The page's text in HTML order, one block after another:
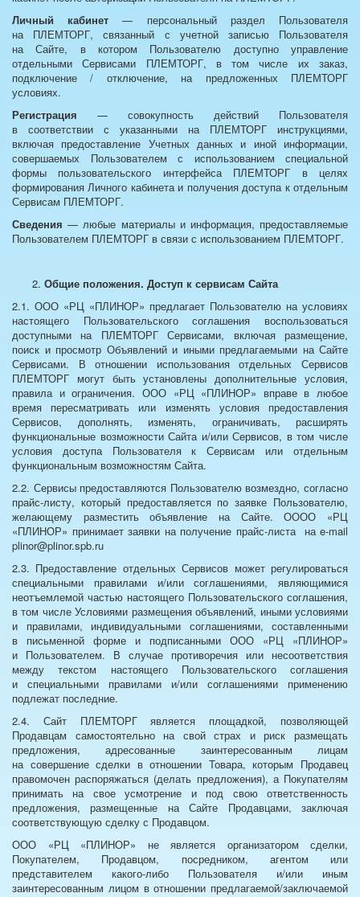
Личный кабинет — персональный раздел Пользователя
на ПЛЕМТОРГ, связанный с учетной записью Пользователя
на Сайте, в котором Пользователю доступно управление
отдельными Сервисами ПЛЕМТОРГ, в том числе их заказ,
подключение / отключение, на предложенных ПЛЕМТОРГ
условиях.
Регистрация — совокупность действий Пользователя
в соответствии с указанными на ПЛЕМТОРГ инструкциями,
включая предоставление Учетных данных и иной информации,
совершаемых Пользователем с использованием специальной
формы пользовательского интерфейса ПЛЕМТОРГ в целях
формирования Личного кабинета и получения доступа к отдельным
Сервисам ПЛЕМТОРГ.
Сведения — любые материалы и информация, предоставляемые
Пользователем ПЛЕМТОРГ в связи с использованием ПЛЕМТОРГ.
Общие положения. Доступ к сервисам Сайта
2.1. ООО «РЦ «ПЛИНОР» предлагает Пользователю на условиях
настоящего Пользовательского соглашения воспользоваться
доступными на ПЛЕМТОРГ Сервисами, включая размещение,
поиск и просмотр Объявлений и иными предлагаемыми на Сайте
Сервисами. В отношении использования отдельных Сервисов
ПЛЕМТОРГ могут быть установлены дополнительные условия,
правила и ограничения. ООО «РЦ «ПЛИНОР» вправе в любое
время пересматривать или изменять условия предоставления
Сервисов, дополнять, изменять, ограничивать, расширять
функциональные возможности Сайта и/или Сервисов, в том числе
условия доступа Пользователя к Сервисам или отдельным
функциональным возможностям Сайта.
2.2. Сервисы предоставляются Пользователю возмездно, согласно
прайс-листу, который предоставляется по заявке Пользователю,
желающему разместить объявление на Сайте. ОООО «РЦ
«ПЛИНОР» принимает заявки на получение прайс-листа на e-mail
plinor@plinor.spb.ru
2.3. Предоставление отдельных Сервисов может регулироваться
специальными правилами и/или соглашениями, являющимися
неотъемлемой частью настоящего Пользовательского соглашения,
в том числе Условиями размещения объявлений, иными условиями
и правилами, индивидуальными соглашениями, составленными
в письменной форме и подписанными ООО «РЦ «ПЛИНОР»
и Пользователем. В случае противоречия или несоответствия
между текстом настоящего Пользовательского соглашения
и специальными правилами и/или соглашениями применению
подлежат последние.
2.4. Сайт ПЛЕМТОРГ является площадкой, позволяющей
Продавцам самостоятельно на свой страх и риск размещать
предложения, адресованные заинтересованным лицам
на совершение сделки в отношении Товара, которым Продавец
правомочен распоряжаться (делать предложения), а Покупателям
принимать на свое усмотрение и под свою ответственность
предложения, размещенные на Сайте Продавцами, заключая
соответствующую сделку с Продавцом.
ООО «РЦ «ПЛИНОР» не является организатором сделки,
Покупателем, Продавцом, посредником, агентом или
представителем какого-либо Пользователя и/или иным
заинтересованным лицом в отношении предлагаемой/заключаемой